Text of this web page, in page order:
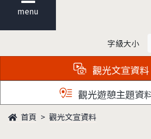
menu
字級大小
觀光文宣資料
觀光遊憩主題資
首頁 觀光文宣資料